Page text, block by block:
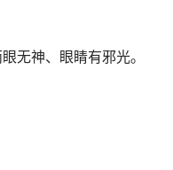
无神、眼睛有邪光。